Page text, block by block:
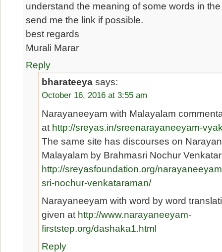
understand the meaning of some words in
send me the link if possible.
best regards
Murali Marar
Reply
bharateeya says:
October 16, 2016 at 3:55 am
Narayaneeyam with Malayalam
at http://sreyas.in/sreenarayaneeyam-
The same site has discourses on
Malayalam by Brahmasri Nochur
http://sreyasfoundation.org/
sri-nochur-venkataraman/
Narayaneeyam with word by word
given at http://www.narayaneeyam-
firststep.org/dashaka1.html
Reply